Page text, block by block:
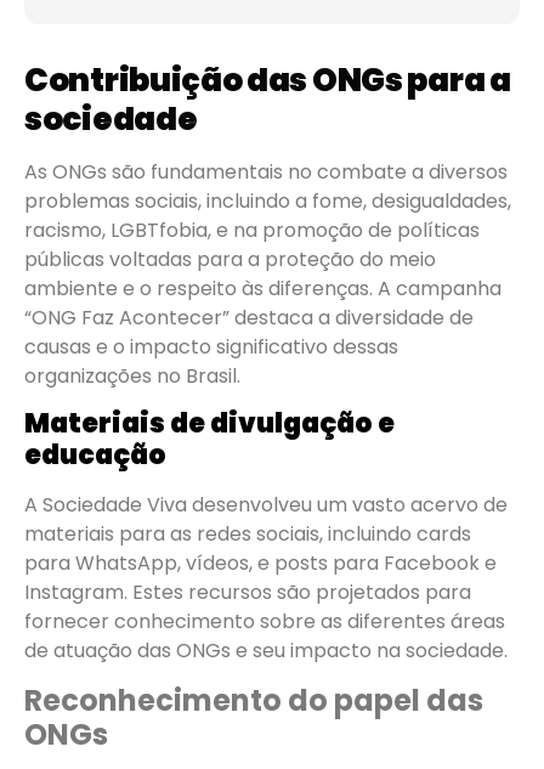
Contribuição das ONGs para a
sociedade
As ONGs são fundamentais no combate a diversos
problemas sociais, incluindo a fome, desigualdades,
racismo, LGBTfobia, e na promoção de políticas
públicas voltadas para a proteção do meio
ambiente e o respeito às diferenças. A campanha
“ONG Faz Acontecer” destaca a diversidade de
causas e o impacto significativo dessas
organizações no Brasil.
Materiais de divulgação e
educação
A Sociedade Viva desenvolveu um vasto acervo de
materiais para as redes sociais, incluindo cards
para WhatsApp, vídeos, e posts para Facebook e
Instagram. Estes recursos são projetados para
fornecer conhecimento sobre as diferentes áreas
de atuação das ONGs e seu impacto na sociedade.
Reconhecimento do papel das
ONGs